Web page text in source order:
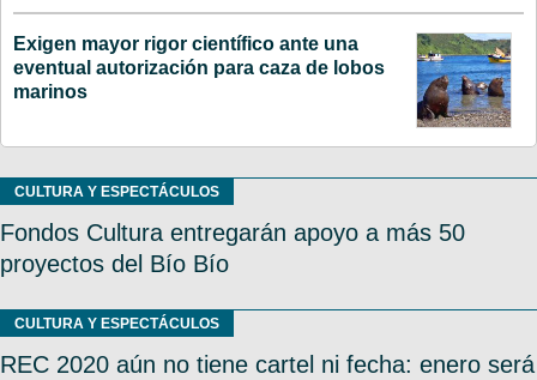
Exigen mayor rigor científico ante una
eventual autorización para caza de lobos
marinos
CULTURA Y ESPECTÁCULOS
Fondos Cultura entregarán apoyo a más 50
proyectos del Bío Bío
CULTURA Y ESPECTÁCULOS
REC 2020 aún no tiene cartel ni fecha: enero será